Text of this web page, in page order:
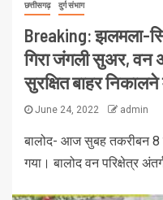
छत्तीसगढ़ दुर्ग संभाग
Breaking: झलमला-
गिरा जंगली सुअर,
सुरक्षित बाहर
June 24, 2022 admin
बालोद- आज सुबह तकरीबन 8
गया। बालोद वन परिक्षेत्र